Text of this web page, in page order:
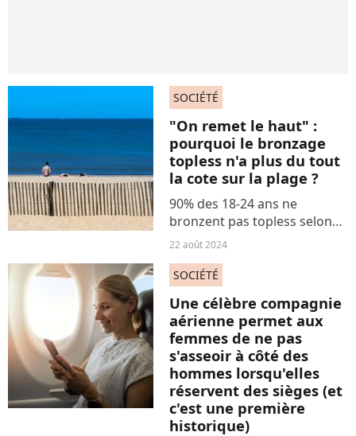
SOCIÉTÉ
"On remet le haut" :
pourquoi le bronzage
topless n'a plus du tout
la cote sur la plage ?
90% des 18-24 ans ne
bronzent pas topless selon
une enquête IFOP.
Et c'est un phénomène qui
s'explique par bien des
raisons. Toutes renvoient aux
enjeux...
22 août 2024
SOCIÉTÉ
Une célèbre compagnie
aérienne permet aux
femmes de ne pas
s'asseoir à côté des
hommes lorsqu'elles
réservent des sièges (et
c'est une première
historique)